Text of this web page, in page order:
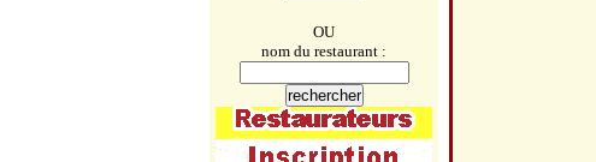
OU
nom du restaurant :